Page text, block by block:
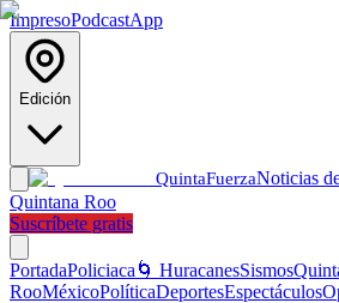
ImpresoPodcastApp
Edición
QuintaFuerzaNoticias
Quintana Roo
Suscríbete gratis
PortadaPoliciaca 🌀 HuracanesSismos
RooMéxicoPolíticaDeportesEspectáculos